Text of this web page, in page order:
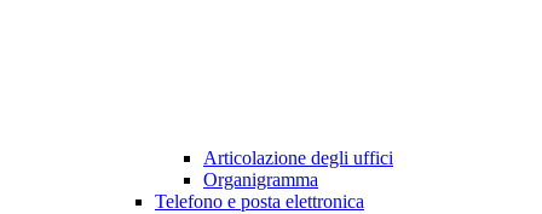
Articolazione degli uffici
Organigramma
Telefono e posta elettronica